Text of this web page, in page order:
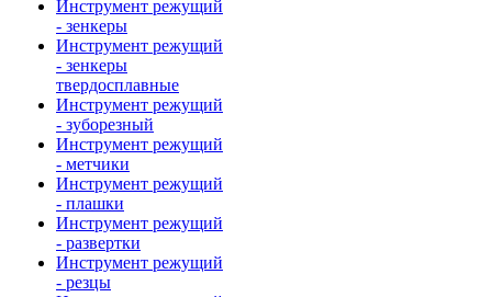
Инструмент режущий
- зенкеры
Инструмент режущий
- зенкеры
твердосплавные
Инструмент режущий
- зуборезный
Инструмент режущий
- метчики
Инструмент режущий
- плашки
Инструмент режущий
- развертки
Инструмент режущий
- резцы